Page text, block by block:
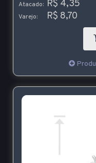
Atacado: R$ 4,35
Varejo: R$ 8,70